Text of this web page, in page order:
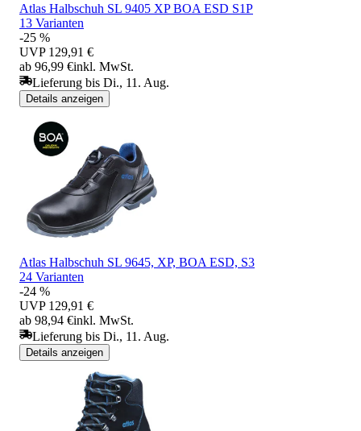
Atlas Halbschuh SL 9405 XP BOA ESD S1P
13 Varianten
-25 %
UVP 129,91 €
ab 96,99 €inkl. MwSt.
Lieferung bis Di., 11. Aug.
Details anzeigen
Atlas Halbschuh SL 9645, XP, BOA ESD, S3
24 Varianten
-24 %
UVP 129,91 €
ab 98,94 €inkl. MwSt.
Lieferung bis Di., 11. Aug.
Details anzeigen